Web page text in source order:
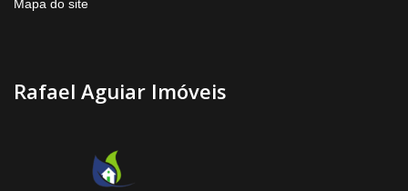
Mapa do site
Rafael Aguiar Imóveis